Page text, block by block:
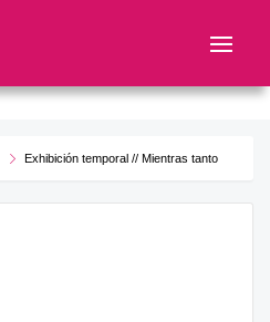
Exhibición temporal // Mientras tanto